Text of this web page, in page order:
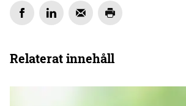
Relaterat innehåll